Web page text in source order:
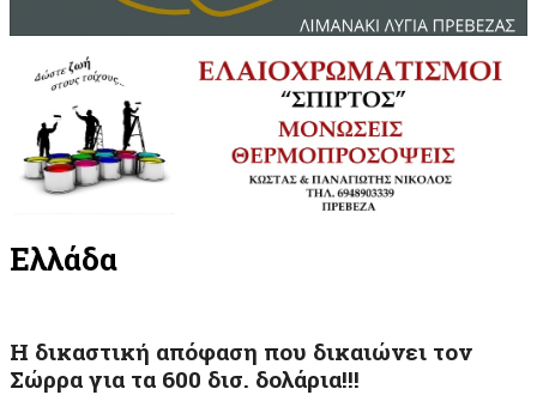
Ελλάδα
Η δικαστική απόφαση που δικαιώνει τον
Σώρρα για τα 600 δισ. δολάρια!!!